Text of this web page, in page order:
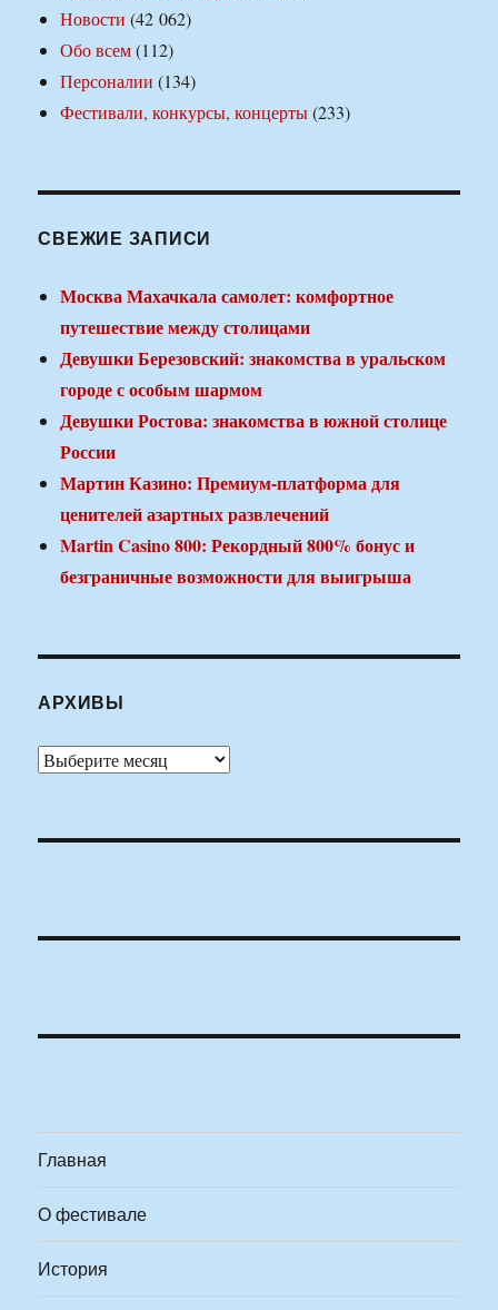
Новости (42 062)
Обо всем(112)
Персоналии (134)
Фестивали, конкурсы, концерты(233)
СВЕЖИЕ ЗАПИСИ
Москва Махачкала самолет: комфортное
путешествие между столицами
Девушки Березовский: знакомства в уральском
городе с особым шармом
Девушки Ростова: знакомства в южной столице
России
Мартин Казино: Премиум-платформа для
ценителей азартных развлечений
Martin Casino 800: Рекордный 800% бонус и
безграничные возможности для выигрыша
АРХИВЫ
Архивы
Главная
О фестивале
История